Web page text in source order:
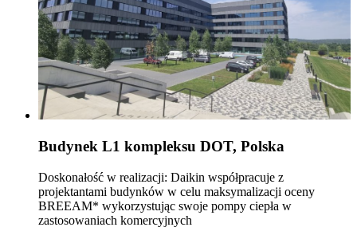
Budynek L1 kompleksu DOT, Polska
Doskonałość w realizacji: Daikin współpracuje z
projektantami budynków w celu maksymalizacji oceny
BREEAM* wykorzystując swoje pompy ciepła w
zastosowaniach komercyjnych